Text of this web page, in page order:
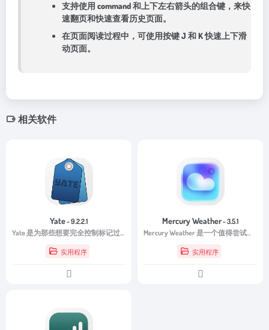
支持使用 command 和上下左右箭头的组合键，来快
速翻页和快速查看历史页面。
在页面阅读过程中，可使用按键 J 和 K 快速上下滑
动页面。
相关软件
Yate- 9.2.2.1
Yate 是为那些想要完全控制标记过程的人而设计的。
实用程序
Mercury Weather- 3.5.1
Mercury Weather 是一个值得尝试的选择。它拥有精致的天气界面、详细的每日天气预报、精准的降雨预测以及实用的菜单栏和小组件功能，为用户带来更加轻松、高效的天气查询体验。
实用程序